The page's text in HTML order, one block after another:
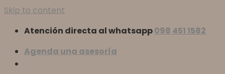
Skip to content
Atención directa al whatsapp098 451 1582
Agenda una asesoría